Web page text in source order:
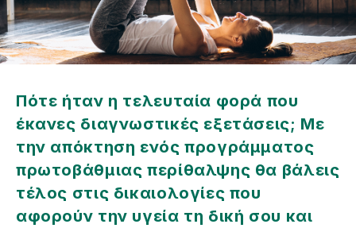
Πότε ήταν η τελευταία φορά που
έκανες διαγνωστικές εξετάσεις; Με
την απόκτηση ενός προγράμματος
πρωτοβάθμιας περίθαλψης θα βάλεις
τέλος στις δικαιολογίες που
αφορούν την υγεία τη δική σου και